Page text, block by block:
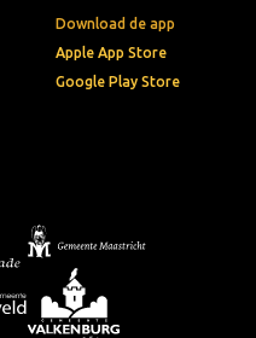
Download de app
Apple App Store
Google Play Store